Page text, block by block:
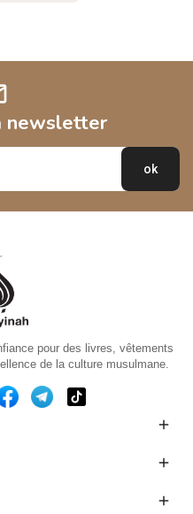
newsletter
pour des livres, vêtements
de la culture musulmane.


